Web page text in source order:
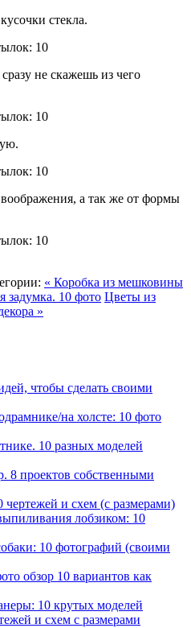
стекла.
не скажешь из чего
а так же от формы
« Коробка из мешковины
задумка. 10 фото Цветы из
»
чтобы сделать своими
на холсте: 10 фото
10 разных моделей
8 проектов собственными
чертежей и схем (с размерами)
лобзиком: 10
10 фотографий (своими
обзор 10 вариантов как
10 крутых моделей
и схем с размерами